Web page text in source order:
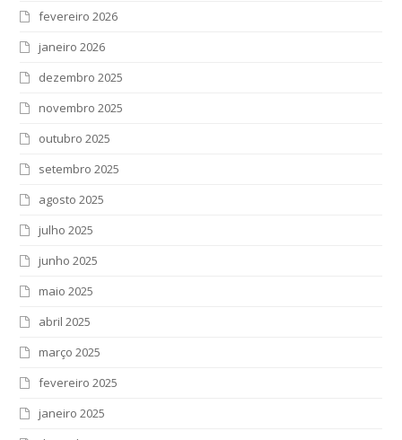
fevereiro 2026
janeiro 2026
dezembro 2025
novembro 2025
outubro 2025
setembro 2025
agosto 2025
julho 2025
junho 2025
maio 2025
abril 2025
março 2025
fevereiro 2025
janeiro 2025